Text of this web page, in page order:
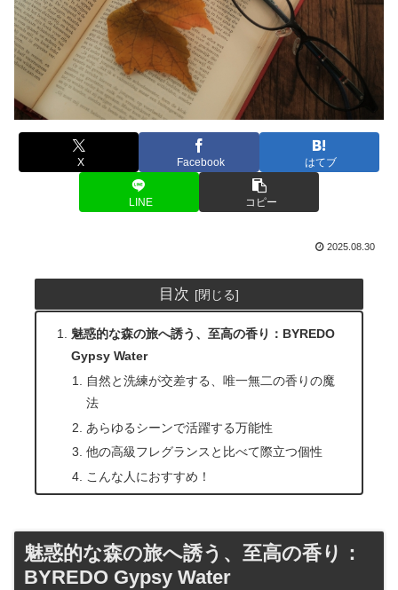
X Facebook はてブ
LINE コピー
2025.08.30
目次
魅惑的な森の旅へ誘う、至高の香り：BYREDO
Gypsy Water
自然と洗練が交差する、唯一無二の香りの魔
法
あらゆるシーンで活躍する万能性
他の高級フレグランスと比べて際立つ個性
こんな人におすすめ！
魅惑的な森の旅へ誘う、至高の香り：
BYREDO Gypsy Water